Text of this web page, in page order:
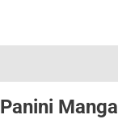
Panini Manga